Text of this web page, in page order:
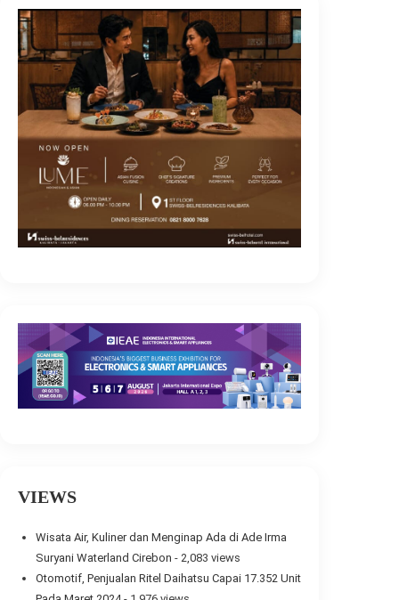
VIEWS
Wisata Air, Kuliner dan Menginap Ada di Ade Irma
Suryani Waterland Cirebon - 2,083 views
Otomotif, Penjualan Ritel Daihatsu Capai 17.352 Unit